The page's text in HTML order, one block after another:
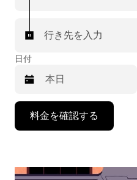
行き先を入力
日付
で
料金を確認する